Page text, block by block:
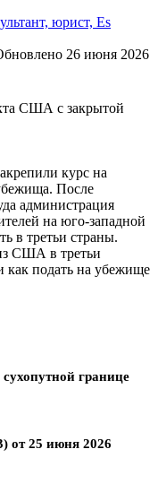
юрист, Es
26 июня 2026
курс на
После
администрация
на юго-западной
в третьи страны.
США в третьи
как подать на убежище
границе
от 25 июня 2026